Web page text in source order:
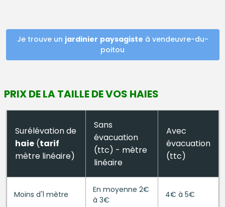
Je trouve un jardinier paysagiste à vendeuvre-du-
poitou
PRIX DE LA TAILLE DE VOS HAIES
Surélévation de
haie(tarif
mètre linéaire)
Sans
évacuation
(ttc) - mètre
linéaire
Avec
évacuation
(ttc)
Moins d'1 mètre
En moyenne 2€
à 3€
4€ à 5€